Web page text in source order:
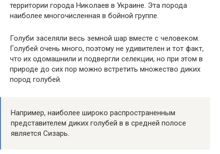
территории города Николаев в Украине. Эта порода
наиболее многочисленная в бойной группе.
Голуби заселяли весь земной шар вместе с человеком.
Голубей очень много, поэтому не удивителен и тот факт,
что их одомашнили и подвергли селекции, но при этом в
природе до сих пор можно встретить множество диких
пород голубей.
Например, наиболее широко распространенным
представителем диких голубей в в средней полосе
является Сизарь.